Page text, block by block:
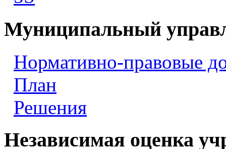
Муниципальный
Нормативно-правовые
План
Решения
Независимая оценка